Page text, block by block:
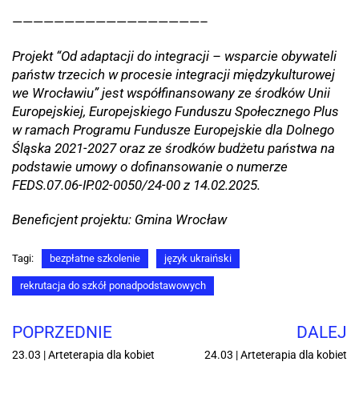
——————————————————–
Projekt “Od adaptacji do integracji – wsparcie obywateli
państw trzecich w procesie integracji międzykulturowej
we Wrocławiu” jest współfinansowany ze środków Unii
Europejskiej, Europejskiego Funduszu Społecznego Plus
w ramach Programu Fundusze Europejskie dla Dolnego
Śląska 2021-2027 oraz ze środków budżetu państwa na
podstawie umowy o dofinansowanie o numerze
FEDS.07.06-IP.02-0050/24-00 z 14.02.2025.
Beneficjent projektu: Gmina Wrocław
Tagi: bezpłatne szkolenie język ukraiński
rekrutacja do szkół ponadpodstawowych
POPRZEDNIE
23.03 | Arteterapia dla kobiet
DALEJ
24.03 | Arteterapia dla kobiet